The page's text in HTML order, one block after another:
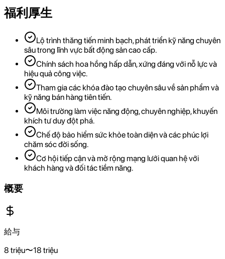
福利厚生
Lộ trình thăng tiến minh bạch, phát triển kỹ năng chuyên
sâu trong lĩnh vực bất động sản cao cấp.
Chính sách hoa hồng hấp dẫn, xứng đáng với nỗ lực và
hiệu quả công việc.
Tham gia các khóa đào tạo chuyên sâu về sản phẩm và
kỹ năng bán hàng tiên tiến.
Môi trường làm việc năng động, chuyên nghiệp, khuyến
khích tư duy đột phá.
Chế độ bảo hiểm sức khỏe toàn diện và các phúc lợi
chăm sóc đời sống.
Cơ hội tiếp cận và mở rộng mạng lưới quan hệ với
khách hàng và đối tác tiềm năng.
概要
給与
8 triệu〜18 triệu